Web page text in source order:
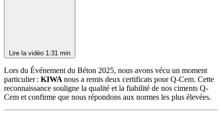
Lire la vidéo 1:31 min
Lors du Événement du Béton 2025, nous avons vécu un moment
particulier : KIWAnous a remis deux certificats pour Q-Cem. Cette
reconnaissance souligne la qualité et la fiabilité de nos ciments Q-
Cem et confirme que nous répondons aux normes les plus élevées.